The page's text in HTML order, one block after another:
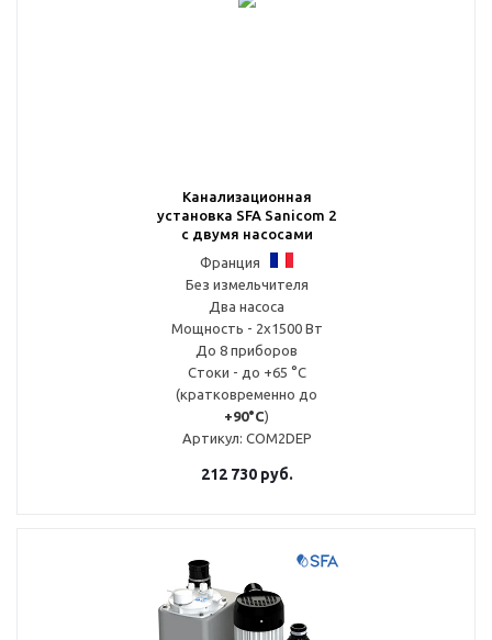
Канализационная
установка SFA Sanicom 2
с двумя насосами
Франция
Без измельчителя
Два насоса
Мощность - 2x1500 Вт
До 8 приборов
Стоки - до +65 °С
(кратковременно до
+90°С)
Артикул: COM2DEP
212 730руб.